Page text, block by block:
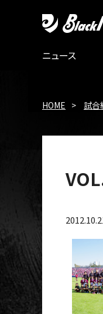
ニュース
HOME 試合